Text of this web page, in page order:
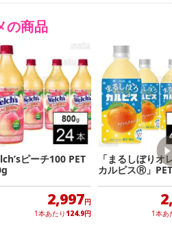
。
8ヶ月
又は米国）、砂糖、寒天／乳酸C
酸化防止剤（ビタミンC)、ピロリン
示：エネルギー 72kcal、たんぱく質
塩相当量 0－0.05g、カルシウム60
の商品
ピーチ100 PET
2,997円
1本あたり 124.9円
「まるしぼりオ
カルピスⓇ」
1本あ